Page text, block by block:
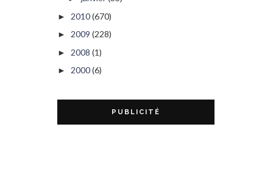
► 2010(670)
► 2009 (228)
► 2008 (1)
► 2000(6)
PUBLICITÉ